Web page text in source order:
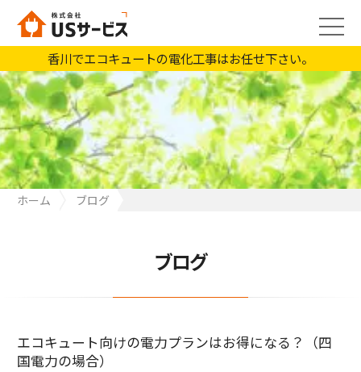
香川でエコキュートの電化工事はお任せ下さい。
ホーム
ブログ
ブログ
エコキュート向けの電力プランはお得になる？（四
国電力の場合）